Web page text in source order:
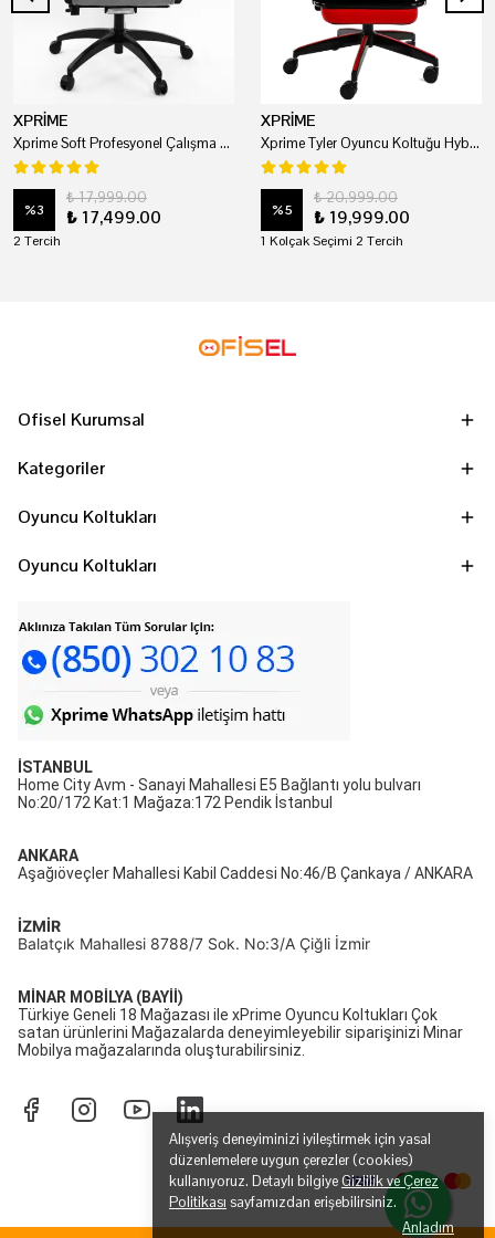
Alışveriş deneyiminizi iyileştirmek için yasal
düzenlemelere uygun çerezler (cookies)
kullanıyoruz. Detaylı bilgiye Gizlilik ve Çerez
Politikası sayfamızdan erişebilirsiniz.
Anladım
XPRİME
Xprime Soft Profesyonel Çalışma Ve Oyuncu Koltuğu
%3
₺ 17,999.00
₺ 17,499.00
2 Tercih
XPRİME
Xprime Tyler Oyuncu Koltuğu Hybrid Kumaş Kırmızı
%5
₺ 20,999.00
₺ 19,999.00
1 Kolçak Seçimi 2 Tercih
Ofisel Kurumsal
Kategoriler
Oyuncu Koltukları
Oyuncu Koltukları
İSTANBUL
Home City Avm - Sanayi Mahallesi E5 Bağlantı yolu bulvarı
No:20/172 Kat:1 Mağaza:172 Pendik İstanbul
ANKARA
Aşağıöveçler Mahallesi Kabil Caddesi No:46/B Çankaya / ANKARA
İZMİR
Balatçık Mahallesi 8788/7 Sok. No:3/A Çiğli İzmir
MİNAR MOBİLYA (BAYİİ)
Türkiye Geneli 18 Mağazası ile xPrime Oyuncu Koltukları Çok
satan ürünlerini Mağazalarda deneyimleyebilir siparişinizi Minar
Mobilya mağazalarında oluşturabilirsiniz.